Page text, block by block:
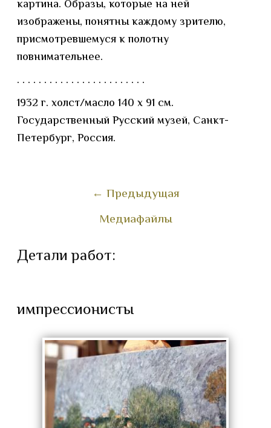
картина. Образы, которые на ней
изображены, понятны каждому зрителю,
присмотревшемуся к полотну
повнимательнее.
. . . . . . . . . . . . . . . . . . . . . . . .
1932 г. холст/масло 140 х 91 см.
Государственный Русский музей, Санкт-
Петербург, Россия.
← Предыдущая
Медиафайлы
Детали работ:
импрессионисты